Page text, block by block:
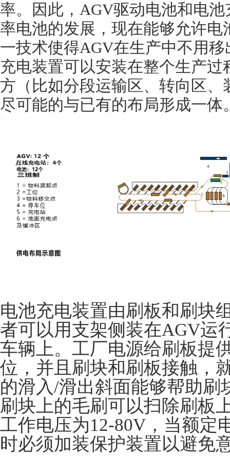
率。因此，AGV驱动电池和电
率电池的发展，现在能够允许
一技术使得AGV在生产中不用
充电装置可以安装在整个生产
方（比如分段运输区、转向区
尽可能的与已有的布局形成一体
电池充电装置由刷板和刷块
者可以用支架侧装在AGV运
车辆上。工厂电源给刷板提
位，并且刷块和刷板接触，
的滑入/滑出斜面能够帮助
刷块上的毛刷可以扫除刷板
工作电压为12-80V，当额定
时必须加装保护装置以避免